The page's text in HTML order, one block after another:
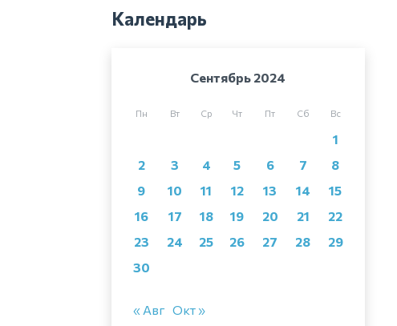
Календарь
Сентябрь 2024
Пн Вт Ср Чт Пт Сб Вс
1
2
3 4 5 6 7
8
9
10 11 12 13 14
15
16
17 18 19 20 21
22
23
24 25 26 27 28
29
30
« Авг Окт »